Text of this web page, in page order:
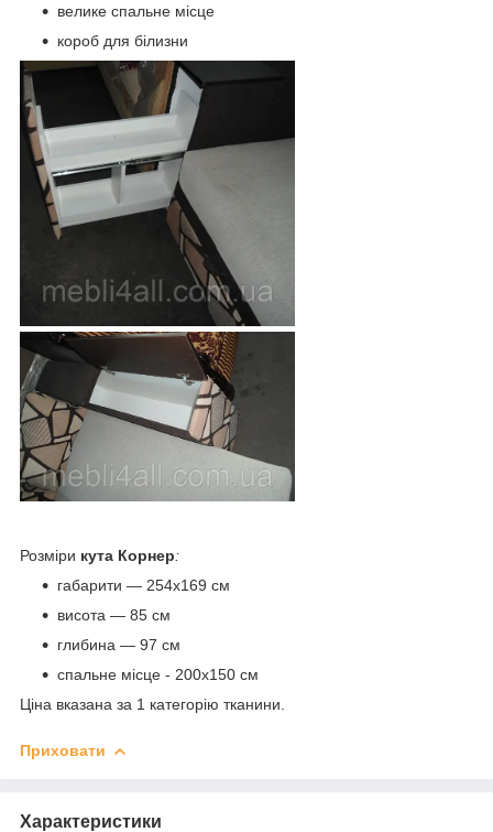
велике спальне місце
короб для білизни
Розміри кута Корнер:
габарити — 254х169 см
висота — 85 см
глибина — 97 см
спальне місце - 200х150 см
Ціна вказана за 1 категорію тканини.
Приховати
Характеристики